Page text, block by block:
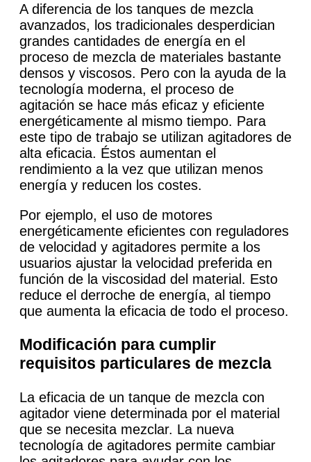
A diferencia de los tanques de mezcla
avanzados, los tradicionales desperdician
grandes cantidades de energía en el
proceso de mezcla de materiales bastante
densos y viscosos. Pero con la ayuda de la
tecnología moderna, el proceso de
agitación se hace más eficaz y eficiente
energéticamente al mismo tiempo. Para
este tipo de trabajo se utilizan agitadores de
alta eficacia. Éstos aumentan el
rendimiento a la vez que utilizan menos
energía y reducen los costes.
Por ejemplo, el uso de motores
energéticamente eficientes con reguladores
de velocidad y agitadores permite a los
usuarios ajustar la velocidad preferida en
función de la viscosidad del material. Esto
reduce el derroche de energía, al tiempo
que aumenta la eficacia de todo el proceso.
Modificación para cumplir
requisitos particulares de mezcla
La eficacia de un tanque de mezcla con
agitador viene determinada por el material
que se necesita mezclar. La nueva
tecnología de agitadores permite cambiar